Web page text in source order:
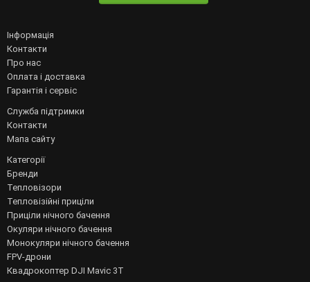
Інформація
Контакти
Про нас
Оплата і доставка
Гарантія і сервіс
Служба підтримки
Контакти
Мапа сайту
Категорії
Бренди
Тепловізори
Тепловізійні приціли
Приціли нічного бачення
Окуляри нічного бачення
Монокуляри нічного бачення
FPV-дрони
Квадрокоптер DJI Mavic 3T